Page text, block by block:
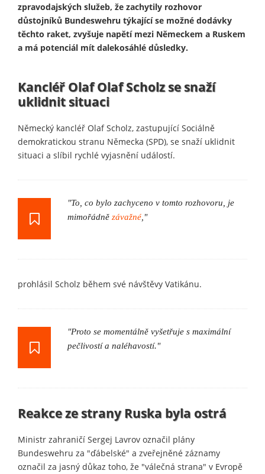
zpravodajských služeb, že zachytily rozhovor
důstojníků Bundeswehru týkající se možné dodávky
těchto raket, zvyšuje napětí mezi Německem a Ruskem
a má potenciál mít dalekosáhlé důsledky.
Kancléř Olaf Olaf Scholz se snaží
uklidnit situaci
Německý kancléř Olaf Scholz, zastupující Sociálně
demokratickou stranu Německa (SPD), se snaží uklidnit
situaci a slíbil rychlé vyjasnění událostí.
"To, co bylo zachyceno v tomto rozhovoru, je
mimořádně závažné ,"
prohlásil Scholz během své návštěvy Vatikánu.
"Proto se momentálně vyšetřuje s maximální
pečlivostí a naléhavostí."
Reakce ze strany Ruska byla ostrá
Ministr zahraničí Sergej Lavrov označil plány
Bundeswehru za "ďábelské" a zveřejněné záznamy
označil za jasný důkaz toho, že "válečná strana" v Evropě